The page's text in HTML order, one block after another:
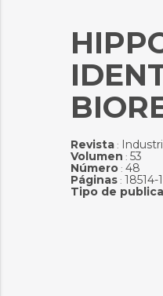
Revista:
Volumen : 53
Número: 48
Páginas: 18514-
Tipo de